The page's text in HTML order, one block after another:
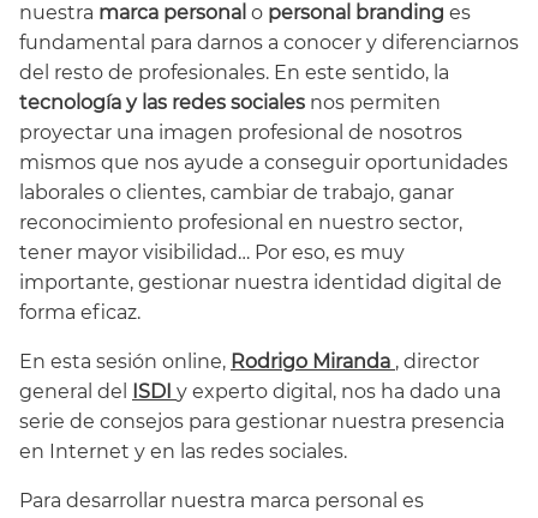
nuestra marca personal o personal branding es
fundamental para darnos a conocer y diferenciarnos
del resto de profesionales. En este sentido, la
tecnología y las redes sociales nos permiten
proyectar una imagen profesional de nosotros
mismos que nos ayude a conseguir oportunidades
laborales o clientes, cambiar de trabajo, ganar
reconocimiento profesional en nuestro sector,
tener mayor visibilidad… Por eso, es muy
importante, gestionar nuestra identidad digital de
forma eficaz.
En esta sesión online, Rodrigo Miranda , director
general del
ISDI y experto digital, nos ha dado una
serie de consejos para gestionar nuestra presencia
en Internet y en las redes sociales.
Para desarrollar nuestra marca personal es